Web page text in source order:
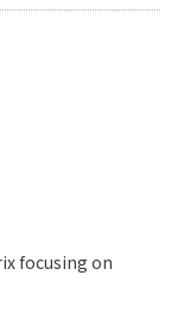
focusing on